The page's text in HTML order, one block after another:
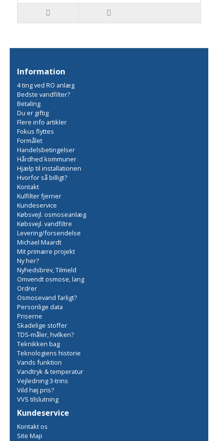
Information
4 ting ved RO anlæg
Bedste vandfilter?
Betaling
Du er giftig
Flere info artikler
Fokus flyttes
Formålet
Handelsbetingelser
Hårdhed kommuner
Hjælp til installationen
Hvorfor så billigt?
Kontakt
Kulfilter fjerner
Kundeservice
Købsvejl. osmoseanlæg
Købsvejl. vandfiltre
Levering/forsendelse
Michael Maardt
Mit primære projekt
Ny her?
Nyhedsbrev, Tilmeld
Omvendt osmose, lang
Ordrer
Osmosevand farligt?
Personlige data
Priserne
Skadelige stoffer
TDS-måler, hvilken?
Teknikken bag
Teknologiens historie
Vands funktion
Vandtryk & temperatur
Vejledning 3-trins
Vild høj pris?
VVS tilslutning
Kundeservice
Kontakt os
Site Map